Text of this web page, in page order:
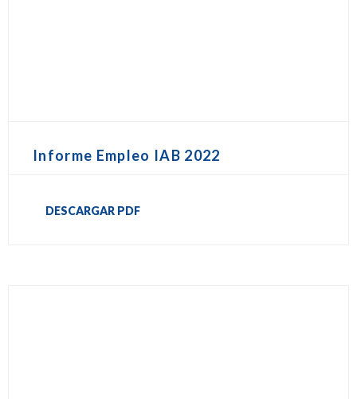
Informe Empleo IAB 2022
DESCARGAR PDF